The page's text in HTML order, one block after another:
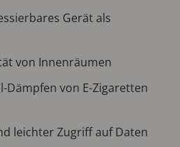
Gerät als
von Innenräumen
Dämpfen von E-Zigaretten
leichter Zugriff auf Daten